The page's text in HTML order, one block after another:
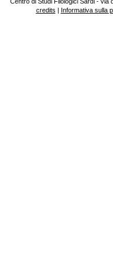
credits | Informativa sulla